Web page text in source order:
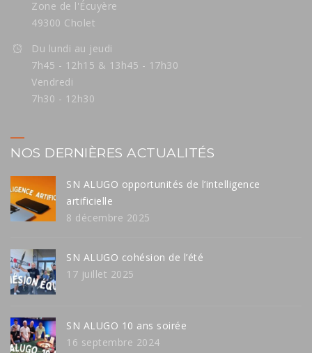
Zone de l'Écuyère
49300 Cholet
Du lundi au jeudi
7h45 - 12h15 & 13h45 - 17h30
Vendredi
7h30 - 12h30
NOS DERNIÈRES ACTUALITÉS
SN ALUGO opportunités de l’intelligence
artificielle
8 décembre 2025
SN ALUGO cohésion de l’été
17 juillet 2025
SN ALUGO 10 ans soirée
16 septembre 2024